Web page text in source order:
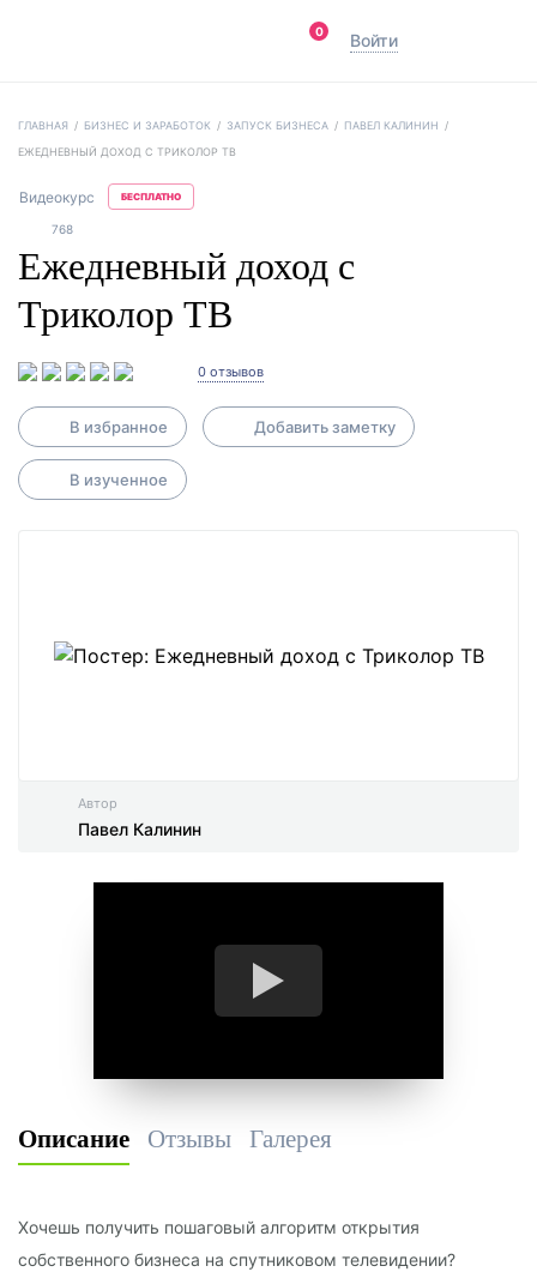
0 Войти
ГЛАВНАЯ / БИЗНЕС И ЗАРАБОТОК / ЗАПУСК БИЗНЕСА / ПАВЕЛ КАЛИНИН
/
ЕЖЕДНЕВНЫЙ ДОХОД С ТРИКОЛОР ТВ
Видеокурс БЕСПЛАТНО
768
Ежедневный доход с
Триколор ТВ
0 отзывов
В избранное Добавить заметку
В изученное
Автор
Павел Калинин
Описание Отзывы Галерея
Хочешь получить пошаговый алгоритм открытия
собственного бизнеса на спутниковом телевидении?